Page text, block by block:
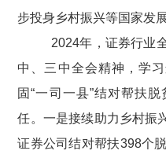
步投身乡村振兴等国家发
2024年，证券行业
中、三中全会精神，学
固“一司一县”结对帮扶
任。一是接续助力乡村振
证券公司结对帮扶398个